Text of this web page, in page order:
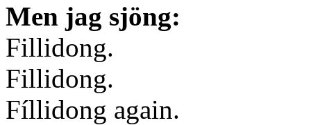
Men jag sjöng:
Fillidong.
Fillidong.
Fíllidong again.